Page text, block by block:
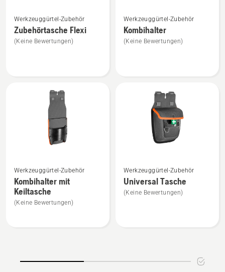
Details
zu
Zubehörtasche
Werkzeuggürtel-Zubehör
Zubehörtasche Flexi
(Keine Bewertungen)
Details
zu
Kombihalter
Werkzeuggürtel-Zubehör
Kombihalter
(Keine Bewertungen)
Details
zu
Kombihalter
mit
Werkzeuggürtel-Zubehör
Kombihalter mit
Keiltasche
(Keine Bewertungen)
Details
zu
Universal
Werkzeuggürtel-Zubehör
Universal Tasche
(Keine Bewertungen)